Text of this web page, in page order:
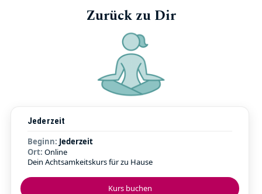
Zurück zu Dir
Kurs buchen
Jederzeit
Beginn: Jederzeit
Ort: Online
Dein Achtsamkeitskurs für zu Hause